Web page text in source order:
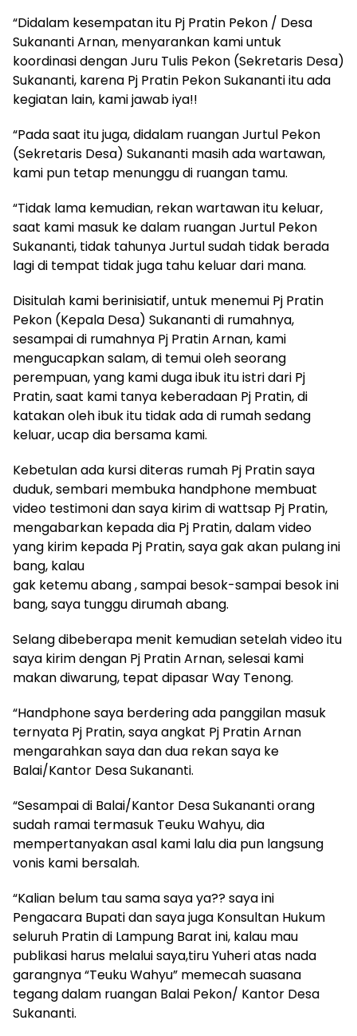
“Didalam kesempatan itu Pj Pratin Pekon / Desa
Sukananti Arnan, menyarankan kami untuk
koordinasi dengan Juru Tulis Pekon (Sekretaris Desa)
Sukananti, karena Pj Pratin Pekon Sukananti itu ada
kegiatan lain, kami jawab iya!!
“Pada saat itu juga, didalam ruangan Jurtul Pekon
(Sekretaris Desa) Sukananti masih ada wartawan,
kami pun tetap menunggu di ruangan tamu.
“Tidak lama kemudian, rekan wartawan itu keluar,
saat kami masuk ke dalam ruangan Jurtul Pekon
Sukananti, tidak tahunya Jurtul sudah tidak berada
lagi di tempat tidak juga tahu keluar dari mana.
Disitulah kami berinisiatif, untuk menemui Pj Pratin
Pekon (Kepala Desa) Sukananti di rumahnya,
sesampai di rumahnya Pj Pratin Arnan, kami
mengucapkan salam, di temui oleh seorang
perempuan, yang kami duga ibuk itu istri dari Pj
Pratin, saat kami tanya keberadaan Pj Pratin, di
katakan oleh ibuk itu tidak ada di rumah sedang
keluar, ucap dia bersama kami.
Kebetulan ada kursi diteras rumah Pj Pratin saya
duduk, sembari membuka handphone membuat
video testimoni dan saya kirim di wattsap Pj Pratin,
mengabarkan kepada dia Pj Pratin, dalam video
yang kirim kepada Pj Pratin, saya gak akan pulang ini
bang, kalau
gak ketemu abang , sampai besok-sampai besok ini
bang, saya tunggu dirumah abang.
Selang dibeberapa menit kemudian setelah video itu
saya kirim dengan Pj Pratin Arnan, selesai kami
makan diwarung, tepat dipasar Way Tenong.
“Handphone saya berdering ada panggilan masuk
ternyata Pj Pratin, saya angkat Pj Pratin Arnan
mengarahkan saya dan dua rekan saya ke
Balai/Kantor Desa Sukananti.
“Sesampai di Balai/Kantor Desa Sukananti orang
sudah ramai termasuk Teuku Wahyu, dia
mempertanyakan asal kami lalu dia pun langsung
vonis kami bersalah.
“Kalian belum tau sama saya ya?? saya ini
Pengacara Bupati dan saya juga Konsultan Hukum
seluruh Pratin di Lampung Barat ini, kalau mau
publikasi harus melalui saya,tiru Yuheri atas nada
garangnya “Teuku Wahyu” memecah suasana
tegang dalam ruangan Balai Pekon/ Kantor Desa
Sukananti.